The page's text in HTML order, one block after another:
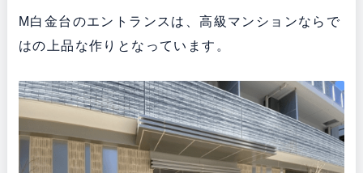
M白金台のエントランスは、高級マンションならで
はの上品な作りとなっています。